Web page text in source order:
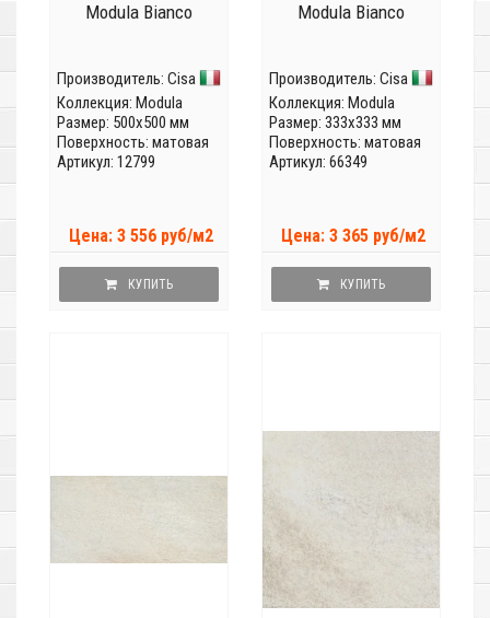
Modula Bianco
Производитель: Cisa
Коллекция: Modula
Размер: 500x500 мм
Поверхность: матовая
Артикул: 12799
Цена: 3 556 руб/м2
КУПИТЬ
Modula Bianco
Производитель: Cisa
Коллекция: Modula
Размер: 333x333 мм
Поверхность: матовая
Артикул: 66349
Цена: 3 365 руб/м2
КУПИТЬ